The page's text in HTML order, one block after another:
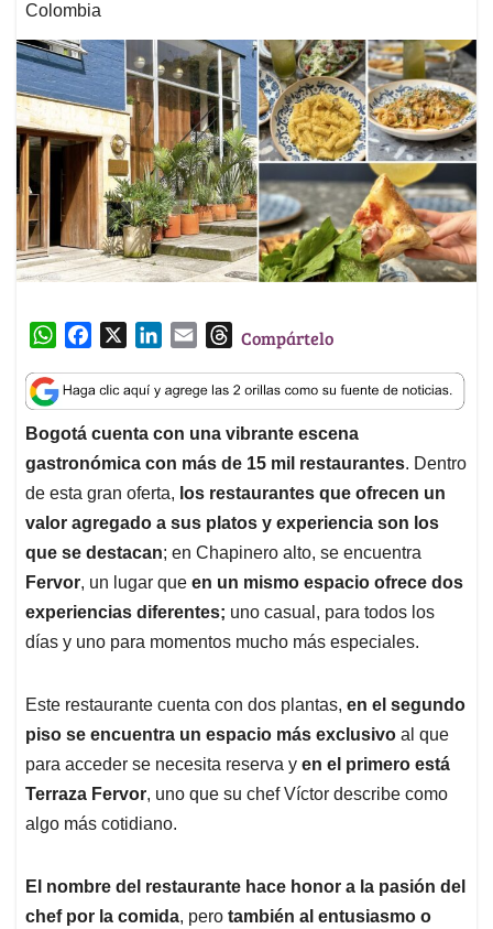
Colombia
W
a
t
s
A
p
p
c
e
b
o
o
k
n
k
e
d
I
n
a
i
l
T
r
e
a
d
s
Compártelo
Bogotá cuenta con una vibrante escena
gastronómica con más de 15 mil restaurantes. Dentro
de esta gran oferta, los restaurantes que ofrecen un
valor agregado a sus platos y experiencia son los
que se destacan; en Chapinero alto, se encuentra
Fervor, un lugar que en un mismo espacio ofrece dos
experiencias diferentes; uno casual, para todos los
días y uno para momentos mucho más especiales.
Este restaurante cuenta con dos plantas, en el segundo
piso se encuentra un espacio más exclusivo al que
para acceder se necesita reserva y en el primero está
Terraza Fervor, uno que su chef Víctor describe como
algo más cotidiano.
El nombre del restaurante hace honor a la pasión del
chef por la comida, pero también al entusiasmo o